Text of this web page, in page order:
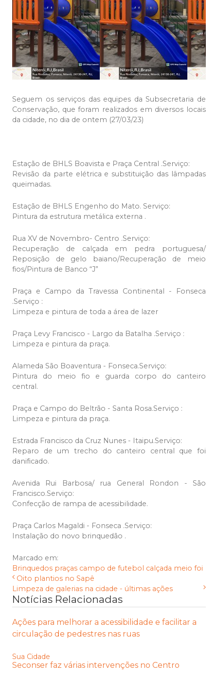
Seguem os serviços das equipes da Subsecretaria de
Conservação, que foram realizados em diversos locais
da cidade, no dia de ontem (27/03/23)
Estação de BHLS Boavista e Praça Central .Serviço:
Revisão da parte elétrica e substituição das lâmpadas
queimadas.
Estação de BHLS Engenho do Mato. Serviço:
Pintura da estrutura metálica externa .
Rua XV de Novembro- Centro .Serviço:
Recuperação de calçada em pedra portuguesa/
Reposição de gelo baiano/Recuperação de meio
fios/Pintura de Banco “J”
Praça e Campo da Travessa Continental - Fonseca
.Serviço :
Limpeza e pintura de toda a área de lazer
Praça Levy Francisco - Largo da Batalha .Serviço :
Limpeza e pintura da praça.
Alameda São Boaventura - Fonseca.Serviço:
Pintura do meio fio e guarda corpo do canteiro
central.
Praça e Campo do Beltrão - Santa Rosa.Serviço :
Limpeza e pintura da praça.
Estrada Francisco da Cruz Nunes - Itaipu.Serviço:
Reparo de um trecho do canteiro central que foi
danificado.
Avenida Rui Barbosa/ rua General Rondon - São
Francisco.Serviço:
Confecção de rampa de acessibilidade.
Praça Carlos Magaldi - Fonseca .Serviço:
Instalação do novo brinquedão .
Marcado em:
Brinquedos praças campo de futebol calçada meio foi
Oito plantios no Sapê
Limpeza de galerias na cidade - últimas ações
Notícias Relacionadas
Ações para melhorar a acessibilidade e facilitar a
circulação de pedestres nas ruas
Sua Cidade
Seconser faz várias intervenções no Centro